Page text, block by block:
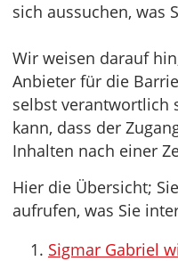
sich aussuchen, was
Wir weisen darauf
Anbieter für die
selbst verantwortlich
kann, dass der
Inhalten nach einer
Hier die Übersicht;
aufrufen, was Sie
Sigmar Gabriel